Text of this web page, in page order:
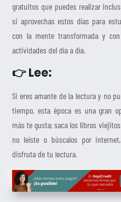
gratuitos que puedes realizar
si aprovechas estos días para
con la mente transformada y
actividades del día a día.
👉 Lee:
Si eres amante de la lectura y no
tiempo, esta época es una gran
más te gusta; saca los libros
no leíste o búscalos por
disfruta de tu lectura.